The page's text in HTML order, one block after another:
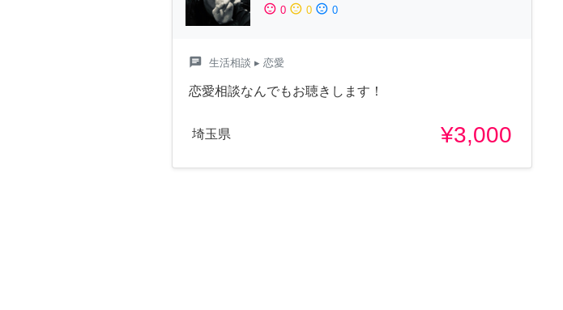
sentiment_satisfied 0 sentiment_neutral 0 sentiment_dissatisfied 0
chat 生活相談 ▸ 恋愛
恋愛相談なんでもお聴きします！
埼玉県 ¥3,000